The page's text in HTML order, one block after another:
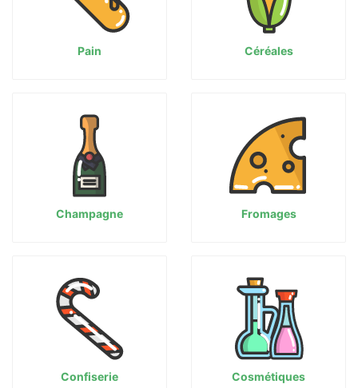
Pain Céréales
Champagne Fromages
Confiserie Cosmétiques